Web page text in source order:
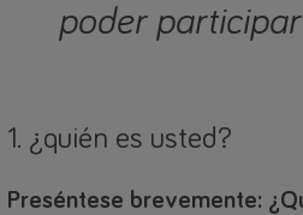
poder
1. ¿quién es usted?
Preséntese brevemente: